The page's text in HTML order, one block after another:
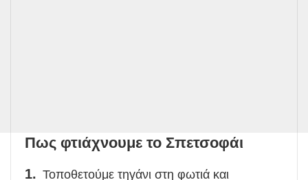
Πως φτιάχνουμε το Σπετσοφάι
Τοποθετούμε τηγάνι στη φωτιά και